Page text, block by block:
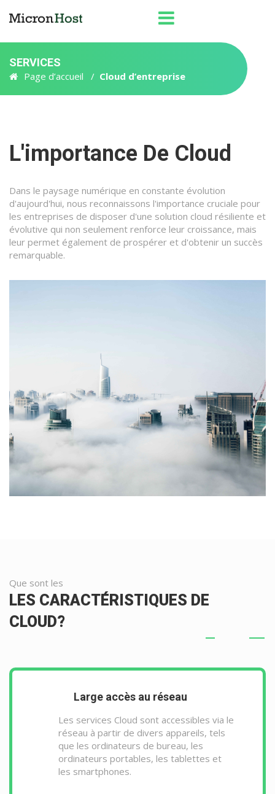
SERVICES
Page d’accueil Cloud d’entreprise
L'importance De Cloud
Dans le paysage numérique en constante évolution
d'aujourd'hui, nous reconnaissons l'importance cruciale pour
les entreprises de disposer d'une solution cloud résiliente et
évolutive qui non seulement renforce leur croissance, mais
leur permet également de prospérer et d'obtenir un succès
remarquable.
Que sont les
LES CARACTÉRISTIQUES DE
CLOUD?
Large accès au réseau
Les services Cloud sont accessibles via le
réseau à partir de divers appareils, tels
que les ordinateurs de bureau, les
ordinateurs portables, les tablettes et
les smartphones.